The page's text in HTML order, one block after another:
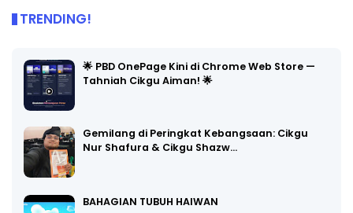
TRENDING!
🌟 PBD OnePage Kini di Chrome Web Store —
Tahniah Cikgu Aiman! 🌟
Gemilang di Peringkat Kebangsaan: Cikgu
Nur Shafura & Cikgu Shazw…
BAHAGIAN TUBUH HAIWAN